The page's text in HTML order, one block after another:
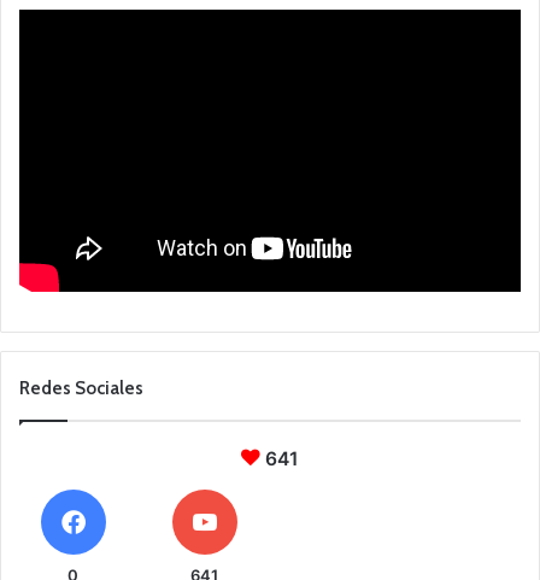
Redes Sociales
641
0 641